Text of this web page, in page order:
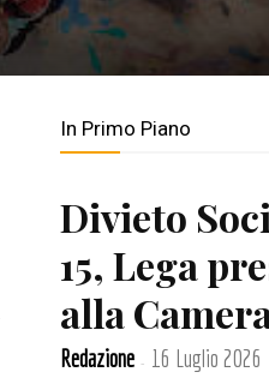
In Primo Piano
Divieto
15, Lega
alla
Redazione - 16 Luglio 2026